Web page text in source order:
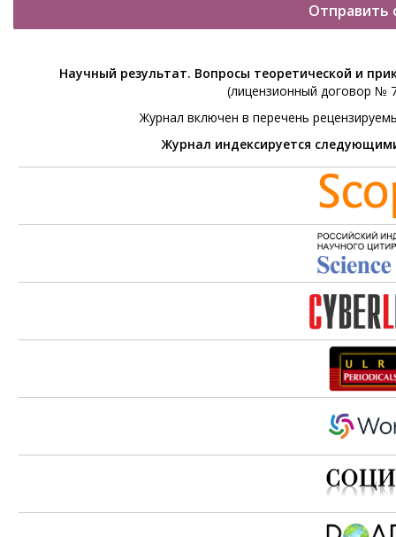
Отправить
Научный результат. Вопросы теоретической и
(лицензионный договор №
Журнал включен в перечень
Журнал индексируется